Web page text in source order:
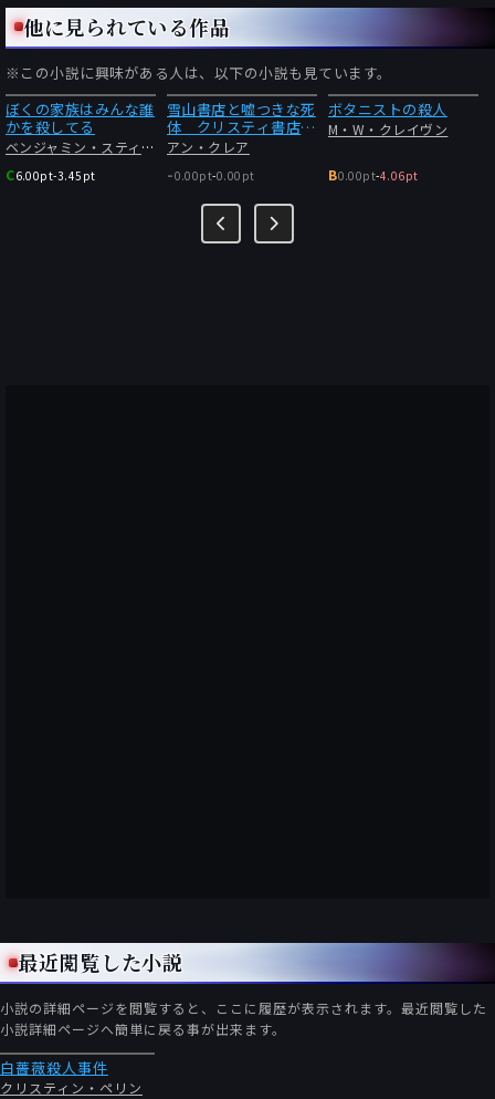
他に見られている作品
※この小説に興味がある人は、以下の小説も見ています。
ぼくの家族はみんな誰
かを殺してる
ベンジャミン・スティーヴンソン
C6.00pt-3.45pt
雪山書店と嘘つきな死
体 クリスティ書店の
事件簿
アン・クレア
-0.00pt-0.00pt
ボタニストの殺人
M・W・クレイヴン
B0.00pt-4.06pt
最近閲覧した小説
小説の詳細ページを閲覧すると、ここに履歴が表示されます。最近閲覧した
小説詳細ページへ簡単に戻る事が出来ます。
白薔薇殺人事件
クリスティン・ペリン